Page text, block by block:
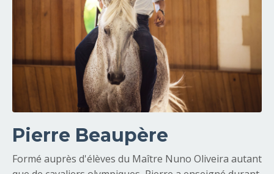
Pierre Beaupère
Formé auprès d'élèves du Maître Nuno Oliveira autant